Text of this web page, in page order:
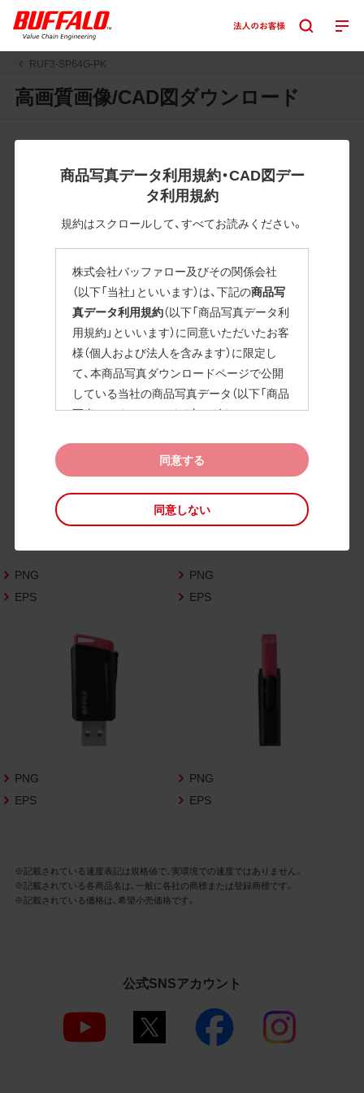
RUF3-SP64G-PK
高画質画像/CAD図ダウンロード
商品写真データ利用規約・CAD図デー
タ利用規約
規約はスクロールして、すべてお読みください。
株式会社バッファロー及びその関係会社
（以下「当社」といいます）は、下記の商品写
真データ利用規約（以下「商品写真データ利
用規約」といいます）に同意いただいたお客
様（個人および法人を含みます）に限定し
て、本商品写真ダウンロードページで公開
している当社の商品写真データ（以下「商品
写真データ」といいます）のダウンロードお
また、当社は、下記のCAD図データ利用規約
（以下「CAD図データ利用規約」といいます）
に同意いただいたお客様に限定して、本CA
D図ダウンロードページで公開している当
いいます）の利用を許諾いたします。
お客様が「同意する」ボタンをクリックされ
た場合、商品写真データ利用規約及びCAD
みなされます。
なお、商品写真データ利用規約及びCAD図
データ利用規約の記載事項は予告なく変更
ロードする際には最新の規約をご確認くだ
さいますようお願い申し上げます。
商品写真データ利用規約
2.利用許諾
の報道・解説に利用する場合に限り商品写
ます。当社からの個別の同意を得た場合を
除き、上記の目的、利用方法以外に商品写真
同意する
同意しない
すと圧縮ファイルのダウンロードが始まります。
JPEG・EPSファイルにはパスが設定されています。画像編集
の際に便利です。PNG画像は原則として背景を透過したもの
を提供しています。
掲載データ「JPEG、PNG : 低解像度(RGBカラー)」 「EPS : 高
解像度(CMYKカラー)」
RUF3-SP64G-PK
高画質画像
PNG
EPS
PNG
EPS
PNG
EPS
PNG
EPS
※記載されている速度表記は規格値で、実環境での速度ではありません。
※記載されている各商品名は、一般に各社の商標または登録商標です。
※記載されている価格は、希望小売価格です。
公式SNSアカウント